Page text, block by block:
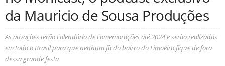
da Mauricio de Sousa Produções
As ativações terão calendário de comemorações até 2024 e serão realizadas
em todo o Brasil para que nenhum fã do bairro do Limoeiro fique de fora
dessa grande festa